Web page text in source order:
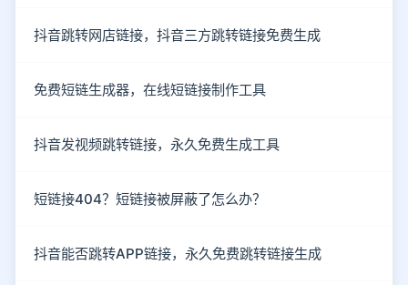
抖音跳转网店链接，抖音三方跳转链接免费生成
免费短链生成器，在线短链接制作工具
抖音发视频跳转链接，永久免费生成工具
短链接404？短链接被屏蔽了怎么办？
抖音能否跳转APP链接，永久免费跳转链接生成